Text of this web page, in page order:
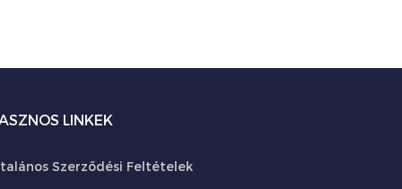
LINKEK
Szerződési Feltételek